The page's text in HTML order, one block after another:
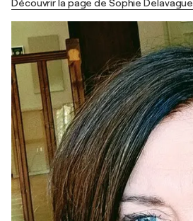
Découvrir la page de Sophie Delavague